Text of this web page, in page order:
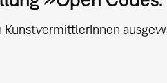
KunstvermittlerInnen